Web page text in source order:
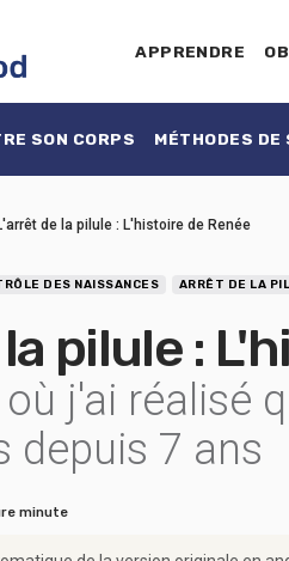
APPRENDRE
SON CORPS MÉTHODES
de la pilule : L'histoire de Renée
DES NAISSANCES ARRÊT DE LA
pilule :
j'ai réalisé
depuis 7 ans
minute